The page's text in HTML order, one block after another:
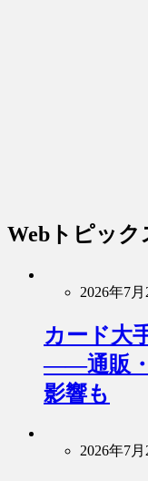
Webトピック
2026年7月
カード大
――通販・
影響も
2026年7月